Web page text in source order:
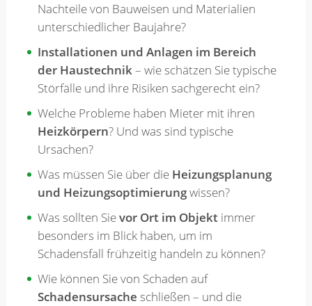
Nachteile von Bauweisen und Materialien
unterschiedlicher Baujahre?
Installationen und Anlagen im Bereich
der Haustechnik– wie schätzen Sie typische
Störfälle und ihre Risiken sachgerecht ein?
Welche Probleme haben Mieter mit ihren
Heizkörpern? Und was sind typische
Ursachen?
Was müssen Sie über die Heizungsplanung
und Heizungsoptimierungwissen?
Was sollten Sievor Ort im Objektimmer
besonders im Blick haben, um im
Schadensfall frühzeitig handeln zu können?
Wie können Sie von Schaden auf
Schadensursache schließen – und die